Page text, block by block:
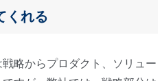
くれる
略からプロダクト、ソリュー